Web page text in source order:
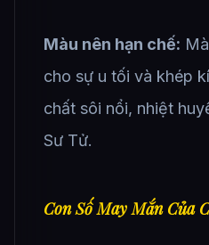
Màu nên hạn chế:
cho sự u tối và khép
chất sôi nổi, nhiệt
Sư Tử.
Con Số May Mắn Của